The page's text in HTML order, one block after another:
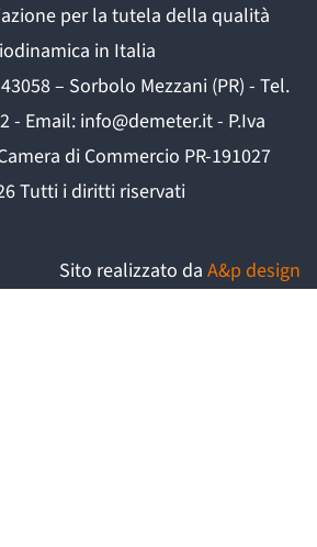
per la tutela della qualità
in Italia
– Sorbolo Mezzani (PR) - Tel.
- Email: info@demeter.it - P.Iva
di Commercio PR-191027
Tutti i diritti riservati
Sito realizzato da A&p design